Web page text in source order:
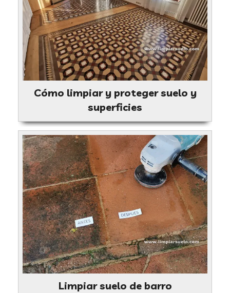
Cómo limpiar y proteger suelo y
superficies
Limpiar suelo de barro